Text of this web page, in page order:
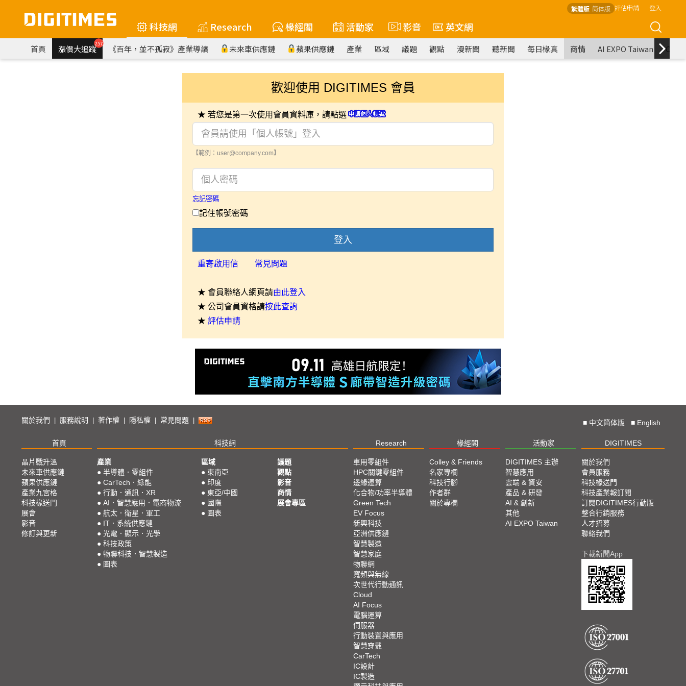
繁體版 简体版 評估申請 登入
科技網 Research 椽經閣 活動家 影音 英文網
首頁 漲價大追蹤257 《百年，並不孤寂》產業導讀 未來車供應鏈 蘋果供應鏈 產業 區域 議題 觀點 漫新聞 聽新聞 每日椽真 商情 AI EXPO Taiwan
歡迎使用 DIGITIMES 會員
★ 若您是第一次使用會員資料庫，請點選
【範例：user@company.com】
忘記密碼
記住帳號密碼
登入
重寄啟用信 常見問題
★ 會員聯絡人網頁請由此登入
★ 公司會員資格請按此查詢
★ 評估申請
關於我們 服務說明 著作權 隱私權 常見問題 ■ 中文简体版 ■ English
首頁 科技網 Research 椽經閣 活動家 DIGITIMES
晶片戰升溫
未來車供應鏈
蘋果供應鏈
產業九宮格
科技椽送門
展會
影音
修訂與更新
產業
● 半導體．零組件
● CarTech．綠能
● 行動．通訊．XR
● AI．智慧應用．電商物流
● 航太．衛星．軍工
● IT．系統供應鏈
● 光電．顯示．光學
● 科技政策
● 物聯科技．智慧製造
● 圖表
區域
● 東南亞
● 印度
● 東亞/中國
● 國際
● 圖表
議題
觀點
影音
商情
展會專區
車用零組件
HPC關鍵零組件
邊緣運算
化合物/功率半導體
Green Tech
EV Focus
新興科技
亞洲供應鏈
智慧製造
智慧家庭
物聯網
寬頻與無線
次世代行動通訊
Cloud
AI Focus
電腦運算
伺服器
行動裝置與應用
智慧穿戴
CarTech
IC設計
IC製造
Colley & Friends
名家專欄
科技行腳
作者群
關於專欄
DIGITIMES 主辦
智慧應用
雲端 & 資安
產品 & 研發
AI & 創新
其他
AI EXPO Taiwan
關於我們
會員服務
科技椽送門
科技產業報訂閱
訂閱DIGITIMES行動版
整合行銷服務
人才招募
聯絡我們
下載新聞App